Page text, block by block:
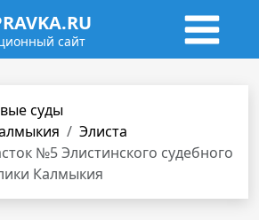
сайт
суды
Элиста
№5 Элистинского судебного
Калмыкия